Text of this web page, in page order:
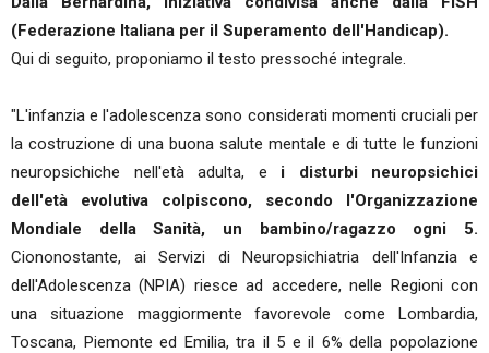
(Federazione Italiana per il Superamento dell'Handicap).
Qui di seguito, proponiamo il testo pressoché integrale.
"L'infanzia e l'adolescenza sono considerati momenti cruciali per
la costruzione di una buona salute mentale e di tutte le funzioni
neuropsichiche nell'età adulta, e i disturbi neuropsichici
dell'età evolutiva colpiscono, secondo l'Organizzazione
Mondiale della Sanità, un bambino/ragazzo ogni 5.
Ciononostante, ai Servizi di Neuropsichiatria dell'Infanzia e
dell'Adolescenza (NPIA) riesce ad accedere, nelle Regioni con
una situazione maggiormente favorevole come Lombardia,
Toscana, Piemonte ed Emilia, tra il 5 e il 6% della popolazione